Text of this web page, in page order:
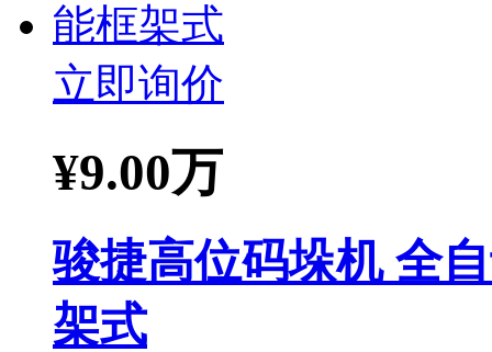
立即询价
¥9.00万
骏捷高位码垛机 全
架式